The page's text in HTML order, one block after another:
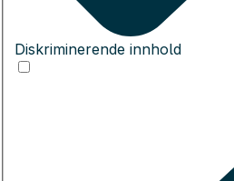
Diskriminerende innhold